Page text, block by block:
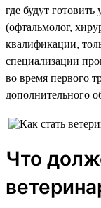
где будут
(офтальмолог,
квалификации,
специализации
во время первого
дополнительного
Что